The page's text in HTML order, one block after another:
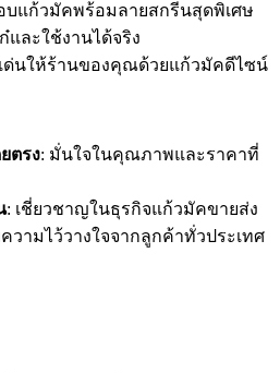
บแก้วมัคพร้อมลายสกรีนสุดพิเศษ
และใช้งานได้จริง
ด่นให้ร้านของคุณด้วยแก้วมัคดีไซน์
ตรง: มั่นใจในคุณภาพและราคาที่
: เชี่ยวชาญในธุรกิจแก้วมัคขายส่ง
วามไว้วางใจจากลูกค้าทั่วประเทศ